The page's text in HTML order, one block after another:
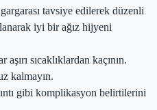
tavsiye edilerek düzenli
iyi bir ağız hijyeni
aşırı sıcaklıklardan kaçının.
kalmayın.
gibi komplikasyon belirtilerini